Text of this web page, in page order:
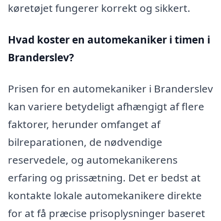
køretøjet fungerer korrekt og sikkert.
Hvad koster en automekaniker i timen i
Branderslev?
Prisen for en automekaniker i Branderslev
kan variere betydeligt afhængigt af flere
faktorer, herunder omfanget af
bilreparationen, de nødvendige
reservedele, og automekanikerens
erfaring og prissætning. Det er bedst at
kontakte lokale automekanikere direkte
for at få præcise prisoplysninger baseret